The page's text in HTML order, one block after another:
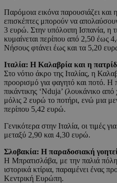
Παρόμοια εικόνα παρουσιάζει και
επισκέπτες μπορούν να
3 ευρώ. Στην υπόλοιπη Ισπανία, η
κυμαίνεται περίπου από 2,50 έως
Νήσους φτάνει έως και τα 5,20
Ιταλία: Η Καλαβρία και η
Στο νότιο άκρο της Ιταλίας, η
προορισμό για φαγητό και ποτό. Η
πικάντικης ‘Nduja’ (λουκάνικο
μόλις 2 ευρώ το ποτήρι, ενώ μια
περίπου 5,42 ευρώ.
Γενικότερα στην Ιταλία, οι τιμές
μεταξύ 2,90 και 4,30 ευρώ.
Σλοβακία: Η παραδοσιακή
Η Μπρατισλάβα, με την παλιά
ιστορικά κτίρια, παραμένει ένας
Κεντρική Ευρώπη.